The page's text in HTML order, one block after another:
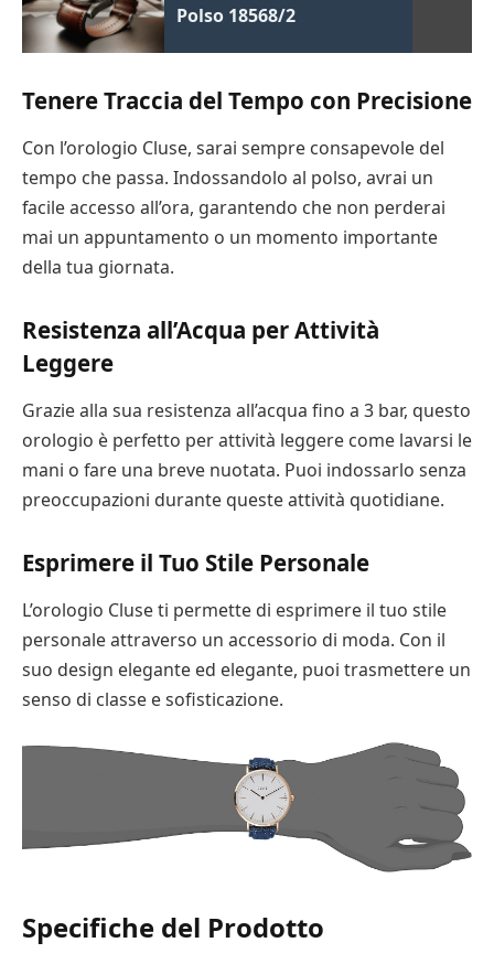
Polso 18568/2
Tenere Traccia del Tempo con Precisione
Con l’orologio Cluse, sarai sempre consapevole del
tempo che passa. Indossandolo al polso, avrai un
facile accesso all’ora, garantendo che non perderai
mai un appuntamento o un momento importante
della tua giornata.
Resistenza all’Acqua per Attività
Leggere
Grazie alla sua resistenza all’acqua fino a 3 bar, questo
orologio è perfetto per attività leggere come lavarsi le
mani o fare una breve nuotata. Puoi indossarlo senza
preoccupazioni durante queste attività quotidiane.
Esprimere il Tuo Stile Personale
L’orologio Cluse ti permette di esprimere il tuo stile
personale attraverso un accessorio di moda. Con il
suo design elegante ed elegante, puoi trasmettere un
senso di classe e sofisticazione.
Specifiche del Prodotto